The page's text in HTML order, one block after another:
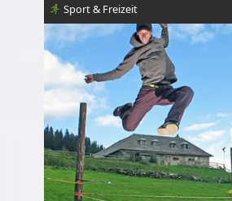
Sport & Freizeit